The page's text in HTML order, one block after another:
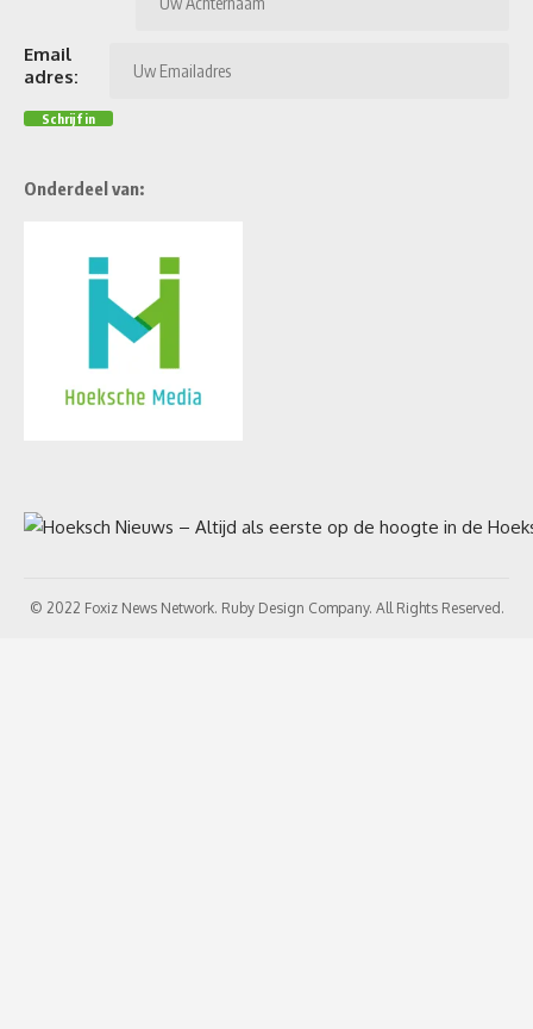
Email
adres:
Onderdeel van:
© 2022 Foxiz News Network. Ruby Design Company. All Rights Reserved.